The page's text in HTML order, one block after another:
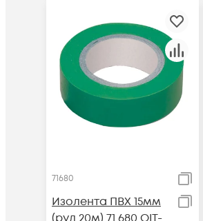
71680
Изолента ПВХ 15мм